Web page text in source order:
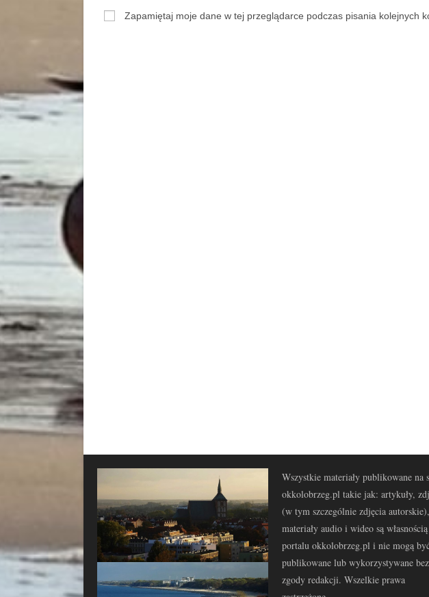
Zapamiętaj moje dane w tej przeglądarce podczas pisania kolejnych
Wszystkie materiały publikowane na
okkolobrzeg.pl takie jak: artykuły,
(w tym szczególnie zdjęcia autorskie),
materiały audio i wideo są własnością
portalu okkolobrzeg.pl i nie mogą
publikowane lub wykorzystywane bez
zgody redakcji. Wszelkie prawa